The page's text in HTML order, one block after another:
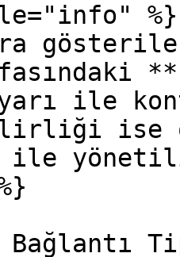
%}
ile
ise
ile
Bağlantı